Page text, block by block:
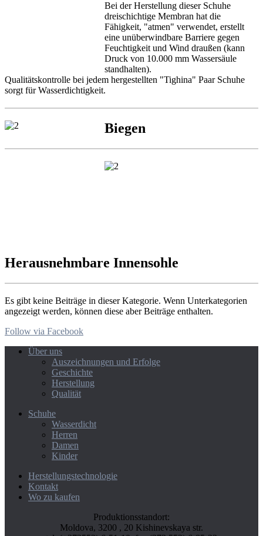
Bei der Herstellung dieser Schuhe
dreischichtige Membran hat die
Fähigkeit, "atmen" verwendet, erstellt
eine unüberwindbare Barriere gegen
Feuchtigkeit und Wind draußen (kann
Druck von 10.000 mm Wassersäule
standhalten).
Qualitätskontrolle bei jedem hergestellten "Tighina" Paar Schuhe
sorgt für Wasserdichtigkeit.
Biegen
Herausnehmbare Innensohle
Es gibt keine Beiträge in dieser Kategorie. Wenn Unterkategorien
angezeigt werden, können diese aber Beiträge enthalten.
Follow via Facebook
Über uns
Auszeichnungen und Erfolge
Geschichte
Herstellung
Qualität
Schuhe
Wasserdicht
Herren
Damen
Kinder
Herstellungstechnologie
Kontakt
Wo zu kaufen
Produktionsstandort:
Moldova, 3200 , 20 Kishinevskaya str.